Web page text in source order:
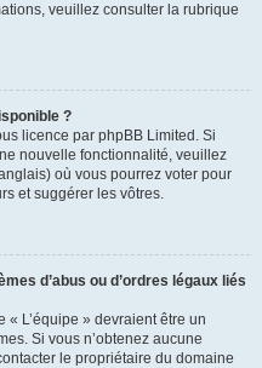
veuillez consulter la rubrique
?
licence par phpBB Limited. Si
nouvelle fonctionnalité, veuillez
où vous pourrez voter pour
et suggérer les vôtres.
d’abus ou d’ordres légaux liés
« L’équipe » devraient être un
Si vous n’obtenez aucune
le propriétaire du domaine